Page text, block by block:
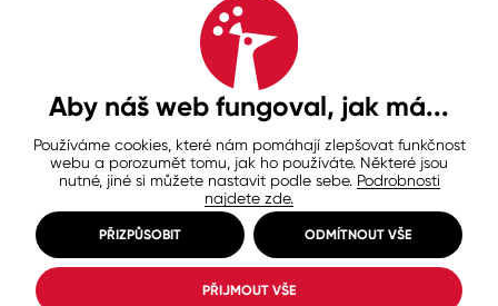
Navštivte naše pobočky
SLOVENSKO POLSKO
Ochrana osobních údajů
Zásady používání souborů cookie
Nastavení cookies
© Copyright 2026 COLORLAK
Created by inCUBE
Aby náš web fungoval, jak má...
Používáme cookies, které nám pomáhají zlepšovat funkčnost
webu a porozumět tomu, jak ho používáte. Některé jsou
nutné, jiné si můžete nastavit podle sebe. Podrobnosti
najdete zde.
PŘIZPŮSOBIT ODMÍTNOUT VŠE
PŘIJMOUT VŠE